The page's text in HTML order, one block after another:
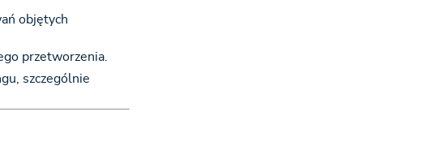
objętych
przetworzenia.
szczególnie